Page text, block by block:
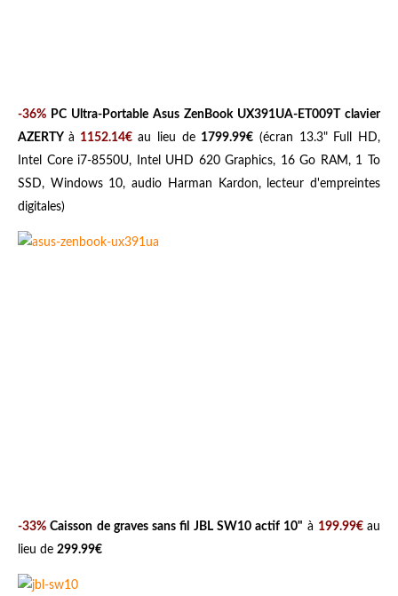
-36% PC Ultra-Portable Asus ZenBook UX391UA-ET009T clavier
AZERTY à 1152.14€ au lieu de 1799.99€ (écran 13.3" Full HD,
Intel Core i7-8550U, Intel UHD 620 Graphics, 16 Go RAM, 1 To
SSD, Windows 10, audio Harman Kardon, lecteur d'empreintes
digitales)
-33% Caisson de graves sans fil JBL SW10 actif 10" à 199.99€ au
lieu de 299.99€